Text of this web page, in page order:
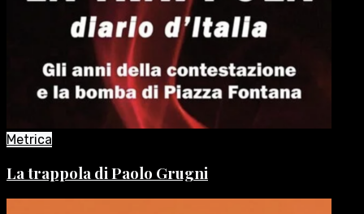
Metrica
La trappola di Paolo Grugni